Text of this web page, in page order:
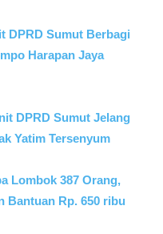
DPRD Sumut Berbagi
Harapan Jaya
DPRD Sumut Jelang
Yatim Tersenyum
Lombok 387 Orang,
Bantuan Rp. 650 ribu